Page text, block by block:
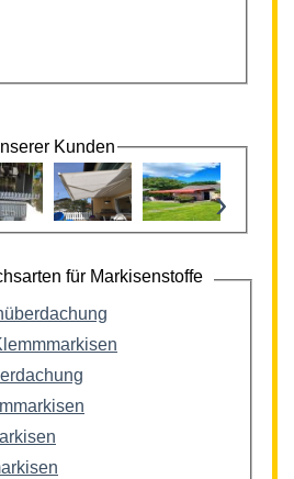
Kunden
›
für Markisenstoffe